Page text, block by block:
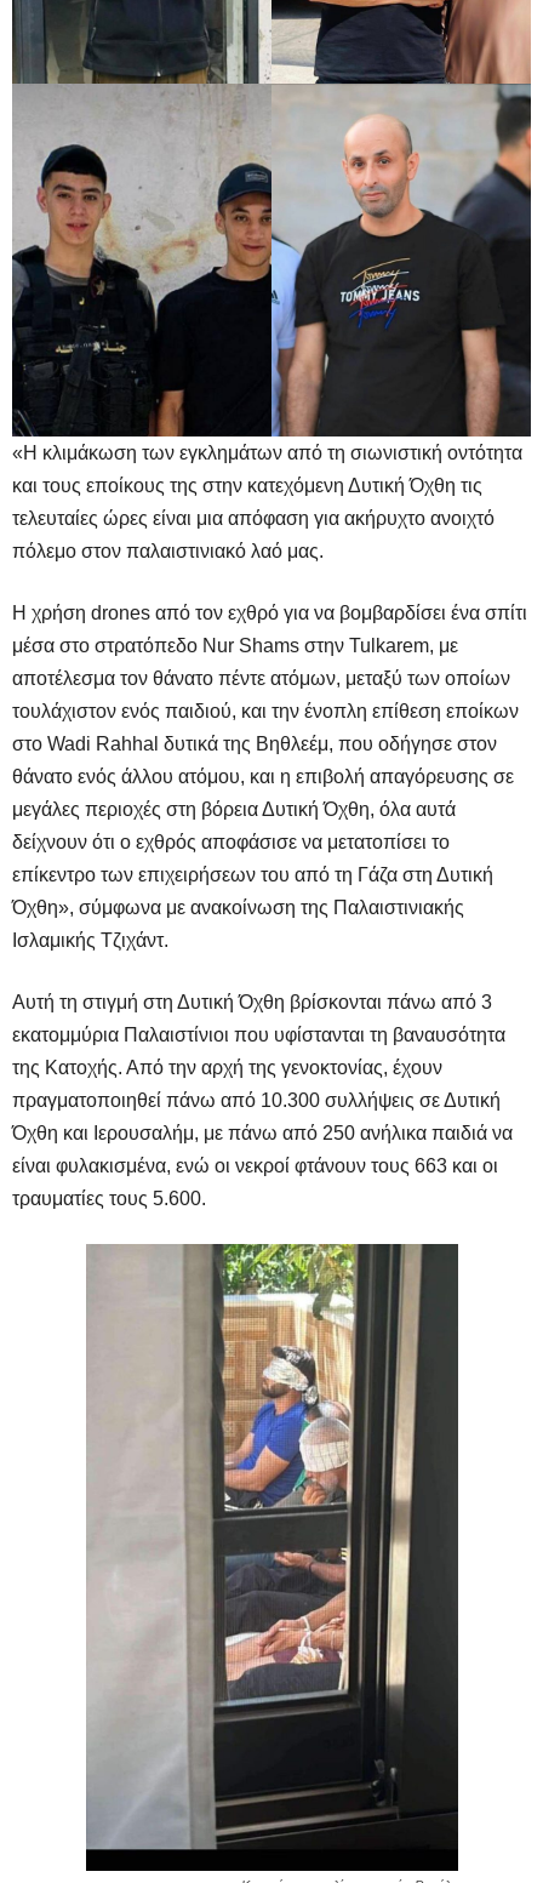
«Η κλιμάκωση των εγκλημάτων από τη σιωνιστική οντότητα
και τους εποίκους της στην κατεχόμενη Δυτική Όχθη τις
τελευταίες ώρες είναι μια απόφαση για ακήρυχτο ανοιχτό
πόλεμο στον παλαιστινιακό λαό μας.
Η χρήση drones από τον εχθρό για να βομβαρδίσει ένα σπίτι
μέσα στο στρατόπεδο Nur Shams στην Tulkarem, με
αποτέλεσμα τον θάνατο πέντε ατόμων, μεταξύ των οποίων
τουλάχιστον ενός παιδιού, και την ένοπλη επίθεση εποίκων
στο Wadi Rahhal δυτικά της Βηθλεέμ, που οδήγησε στον
θάνατο ενός άλλου ατόμου, και η επιβολή απαγόρευσης σε
μεγάλες περιοχές στη βόρεια Δυτική Όχθη, όλα αυτά
δείχνουν ότι ο εχθρός αποφάσισε να μετατοπίσει το
επίκεντρο των επιχειρήσεων του από τη Γάζα στη Δυτική
Όχθη», σύμφωνα με ανακοίνωση της Παλαιστινιακής
Ισλαμικής Τζιχάντ.
Αυτή τη στιγμή στη Δυτική Όχθη βρίσκονται πάνω από 3
εκατομμύρια Παλαιστίνιοι που υφίστανται τη βαναυσότητα
της Κατοχής. Από την αρχή της γενοκτονίας, έχουν
πραγματοποιηθεί πάνω από 10.300 συλλήψεις σε Δυτική
Όχθη και Ιερουσαλήμ, με πάνω από 250 ανήλικα παιδιά να
είναι φυλακισμένα, ενώ οι νεκροί φτάνουν τους 663 και οι
τραυματίες τους 5.600.